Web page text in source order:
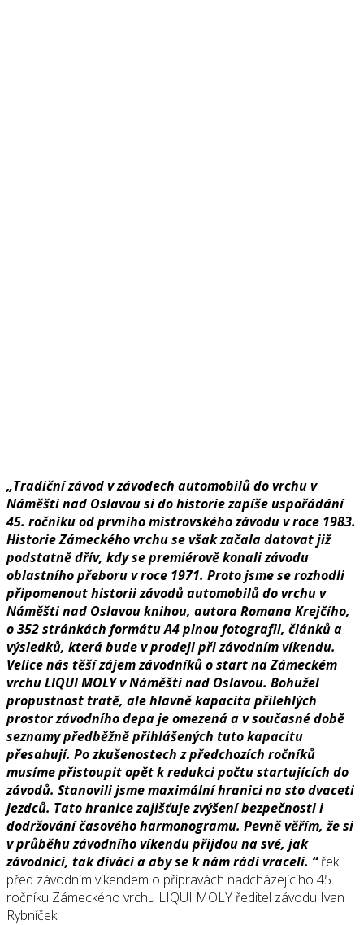
„Tradiční závod v závodech automobilů do vrchu v
Náměšti nad Oslavou si do historie zapíše uspořádání
45. ročníku od prvního mistrovského závodu v roce 1983.
Historie Zámeckého vrchu se však začala datovat již
podstatně dřív, kdy se premiérově konali závodu
oblastního přeboru v roce 1971. Proto jsme se rozhodli
připomenout historii závodů automobilů do vrchu v
Náměšti nad Oslavou knihou, autora Romana Krejčího,
o 352 stránkách formátu A4 plnou fotografii, článků a
výsledků, která bude v prodeji při závodním víkendu.
Velice nás těší zájem závodníků o start na Zámeckém
vrchu LIQUI MOLY v Náměšti nad Oslavou. Bohužel
propustnost tratě, ale hlavně kapacita přilehlých
prostor závodního depa je omezená a v současné době
seznamy předběžně přihlášených tuto kapacitu
přesahují. Po zkušenostech z předchozích ročníků
musíme přistoupit opět k redukci počtu startujících do
závodů. Stanovili jsme maximální hranici na sto dvaceti
jezdců. Tato hranice zajišťuje zvýšení bezpečnosti i
dodržování časového harmonogramu. Pevně věřím, že si
v průběhu závodního víkendu přijdou na své, jak
závodnici, tak diváci a aby se k nám rádi vraceli. “ řekl
před závodním víkendem o přípravách nadcházejícího 45.
ročníku Zámeckého vrchu LIQUI MOLY ředitel závodu Ivan
Rybníček.